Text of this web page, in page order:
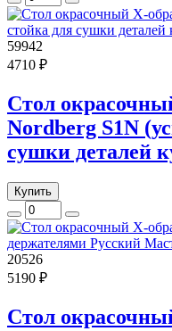
59942
4710 ₽
Стол
Nordberg S1N
сушки деталей
Купить
20526
5190 ₽
Стол